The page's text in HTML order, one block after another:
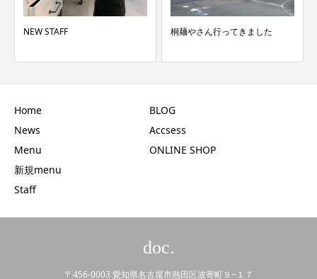
NEW STAFF 桐麺やさん行ってきました
Home
News
Menu
新規menu
Staff
BLOG
Accsess
ONLINE SHOP
doc.
〒456-0003 愛知県名古屋市熱田区波寄町９−１７